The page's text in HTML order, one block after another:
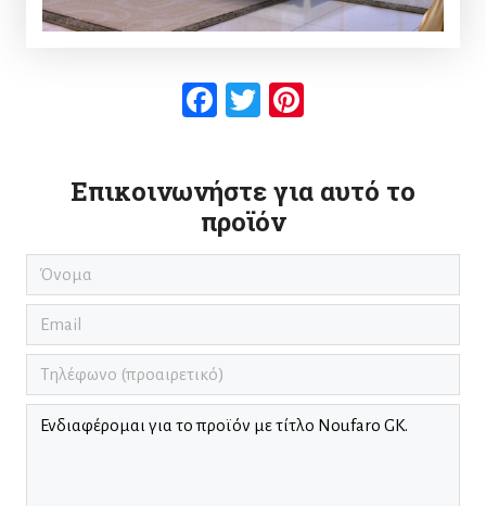
Facebook
Twitter
Επικοινωνήστε για αυτό το
προϊόν